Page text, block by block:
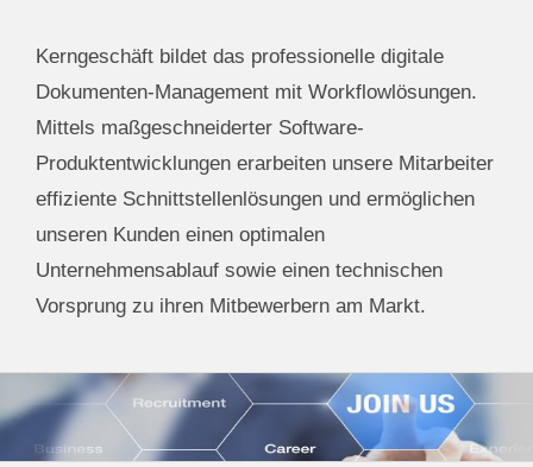
Kerngeschäft bildet das professionelle digitale
Dokumenten-Management mit Workflowlösungen.
Mittels maßgeschneiderter Software-
Produktentwicklungen erarbeiten unsere Mitarbeiter
effiziente Schnittstellenlösungen und ermöglichen
unseren Kunden einen optimalen
Unternehmensablauf sowie einen technischen
Vorsprung zu ihren Mitbewerbern am Markt.